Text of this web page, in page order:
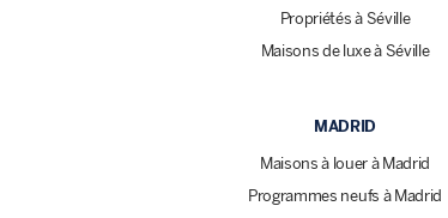
Propriétés à Séville
Maisons de luxe à Séville
MADRID
Maisons à louer à Madrid
Programmes neufs à Madrid